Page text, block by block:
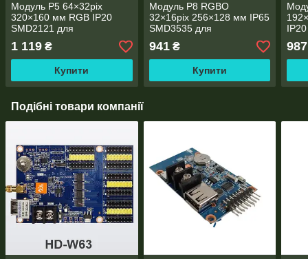
Модуль P5 64×32pix
320×160 мм RGB IP20
SMD2121 для
світлодіодного екрана
1 119 ₴
Купити
Модуль P8 RGBO
32×16pix 256×128 мм IP65
SMD3535 для
світлодіодного екрана
941₴
Купити
IP20
987
Подібні товари компанії